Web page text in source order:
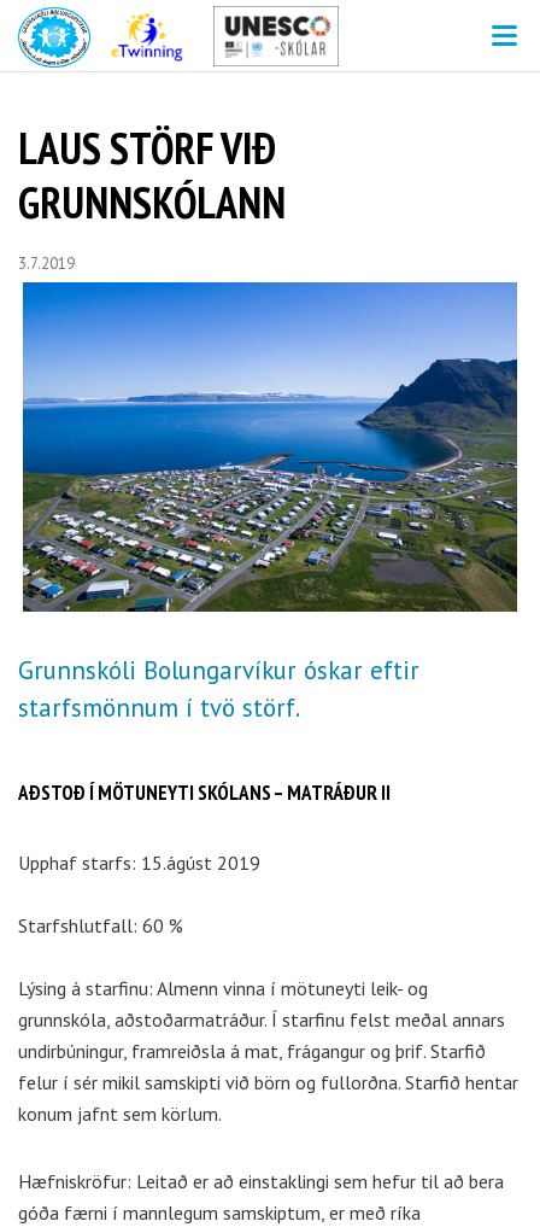
LAUS STÖRF VIÐ
GRUNNSKÓLANN
3.7.2019
Grunnskóli Bolungarvíkur óskar eftir
starfsmönnum í tvö störf.
AÐSTOÐ Í MÖTUNEYTI SKÓLANS – MATRÁÐUR II
Upphaf starfs: 15.ágúst 2019
Starfshlutfall: 60 %
Lýsing á starfinu: Almenn vinna í mötuneyti leik- og
grunnskóla, aðstoðarmatráður. Í starfinu felst meðal annars
undirbúningur, framreiðsla á mat, frágangur og þrif. Starfið
felur í sér mikil samskipti við börn og fullorðna. Starfið hentar
konum jafnt sem körlum.
Hæfniskröfur: Leitað er að einstaklingi sem hefur til að bera
góða færni í mannlegum samskiptum, er með ríka